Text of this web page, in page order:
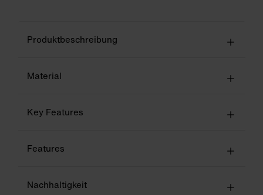
Produktbeschreibung
Material
Key Features
Features
Nachhaltigkeit